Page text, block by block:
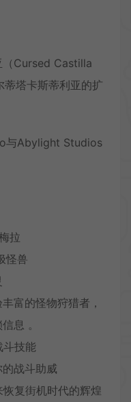
（Cursed Castilla
蒂塔卡斯蒂利亚的扩
与Abylight Studios
拉
怪兽
富的怪物狩猎者，
息 。
斗技能
战斗助威
复街机时代的辉煌